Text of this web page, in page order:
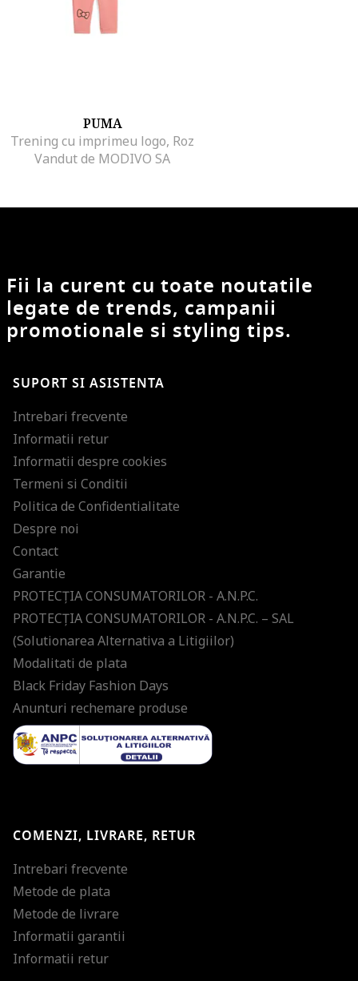
PUMA
Trening cu imprimeu logo, Roz
Vandut de MODIVO SA
Fii la curent cu toate noutatile
legate de trends, campanii
promotionale si styling tips.
SUPORT SI ASISTENTA
Intrebari frecvente
Informatii retur
Informatii despre cookies
Termeni si Conditii
Politica de Confidentialitate
Despre noi
Contact
Garantie
PROTECŢIA CONSUMATORILOR - A.N.P.C.
PROTECŢIA CONSUMATORILOR - A.N.P.C. – SAL
(Solutionarea Alternativa a Litigiilor)
Modalitati de plata
Black Friday Fashion Days
Anunturi rechemare produse
COMENZI, LIVRARE, RETUR
Intrebari frecvente
Metode de plata
Metode de livrare
Informatii garantii
Informatii retur